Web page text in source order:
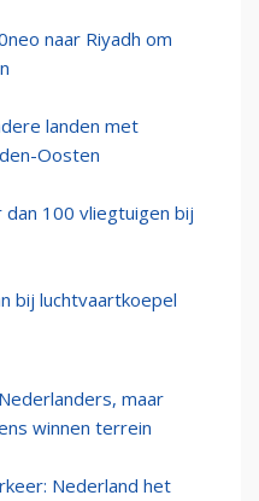
naar Riyadh om
landen met
Oosten
100 vliegtuigen bij
bij luchtvaartkoepel
maar
winnen terrein
Nederland het